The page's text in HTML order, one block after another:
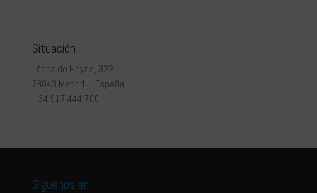
Situación
López de Hoyos, 322
28043 Madrid – España
+34 917 444 700
Síguenos en: